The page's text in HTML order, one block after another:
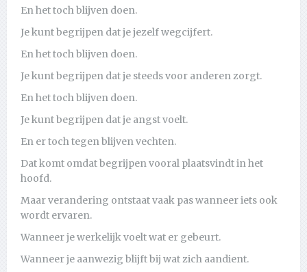
En het toch blijven doen.
Je kunt begrijpen dat je jezelf wegcijfert.
En het toch blijven doen.
Je kunt begrijpen dat je steeds voor anderen zorgt.
En het toch blijven doen.
Je kunt begrijpen dat je angst voelt.
En er toch tegen blijven vechten.
Dat komt omdat begrijpen vooral plaatsvindt in het
hoofd.
Maar verandering ontstaat vaak pas wanneer iets ook
wordt ervaren.
Wanneer je werkelijk voelt wat er gebeurt.
Wanneer je aanwezig blijft bij wat zich aandient.